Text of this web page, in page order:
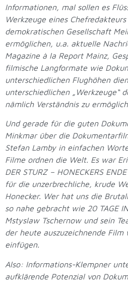
Informationen, mal sollen es
Werkzeuge eines
demokratischen Gesellschaft
ermöglichen, u.a. aktuelle
Magazine à la Report Mainz,
filmische Langformate wie
unterschiedlichen Flughöhen
unterschiedlichen „Werkzeuge“
nämlich Verständnis zu
Und gerade für die guten
Minkmar über die
Stefan Lamby in einfachen
Filme ordnen die Welt. Es war
DER STURZ – HONECKERS
für die unzerbrechliche, krude
Honecker. Wer hat uns die
so nahe gebracht wie 20 TAGE
Mstyslaw Tschernow und sein
der heute auszuzeichnende Film
einfügen.
Also: Informations-Klempner
aufklärende Potenzial von